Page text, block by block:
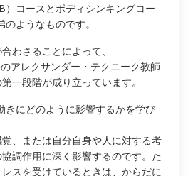
）コースとボディシンキングコー
ようなものです。
わさることによって、
アレクサンダー・テクニーク教師
一段階が成り立っています。
きにどのように影響するかを学び
、または自分自身や人に対する考
調作用に深く影響するのです。た
スを受けているときは、からだに